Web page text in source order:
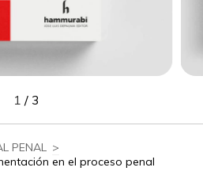
1 / 3
PENAL >
en el proceso penal